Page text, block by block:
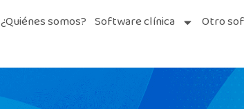
¿Quiénes somos? Software clínica Otro